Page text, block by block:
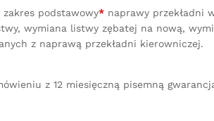
zakres podstawowy* naprawy przekładni
wymiana listwy zębatej na nową,
z naprawą przekładni kierowniczej.
z 12 miesięczną pisemną